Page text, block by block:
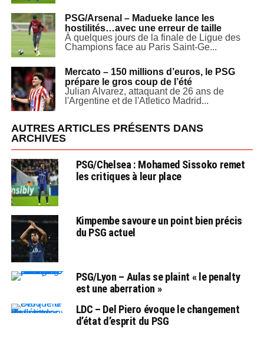
PSG/Arsenal – Madueke lance les
hostilités…avec une erreur de taille
À quelques jours de la finale de Ligue des
Champions face au Paris Saint-Ge...
Mercato – 150 millions d’euros, le PSG
prépare le gros coup de l’été
Julian Alvarez, attaquant de 26 ans de
l'Argentine et de l'Atletico Madrid...
AUTRES ARTICLES PRÉSENTS DANS
ARCHIVES
PSG/Chelsea : Mohamed Sissoko remet
les critiques à leur place
Kimpembe savoure un point bien précis
du PSG actuel
PSG/Lyon – Aulas se plaint « le penalty
est une aberration »
LDC – Del Piero évoque le changement
d’état d’esprit du PSG